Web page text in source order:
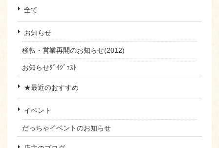
全て
お知らせ
移転・営業再開のお知らせ(2012)
お知らせﾀﾞｲｼﾞｪｽﾄ
★最近のおすすめ
イベント
だっちゃイベントのお知らせ